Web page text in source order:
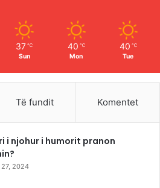
37 ℃
Sun
40 ℃
Mon
40 ℃
Tue
Të fundit Komentet
i njohur i humorit pranon
2024